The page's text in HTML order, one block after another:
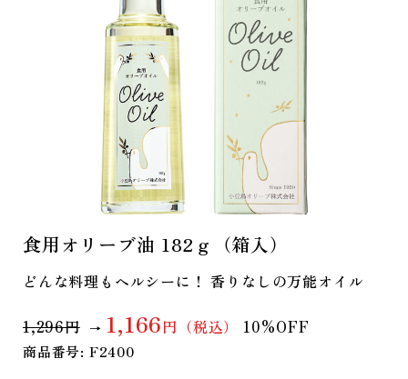
食用オリーブ油 182ｇ（箱入）
どんな料理もヘルシーに！ 香りなしの万能オイル
1,296円 → 1,166円（税込） 10%OFF
商品番号: F2400